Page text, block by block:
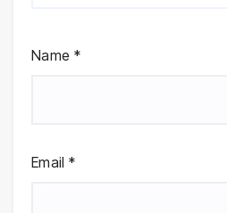
Name *
Email *